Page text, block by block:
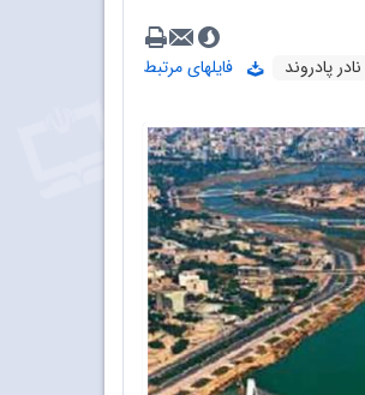
نادر پادروند
فایلهای مرتبط